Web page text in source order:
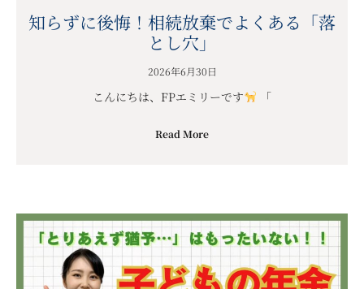
知らずに後悔！相続放棄でよくある「落
とし穴」
2026年6月30日
こんにちは、FPエミリーです 「
Read More